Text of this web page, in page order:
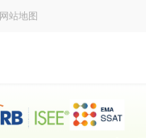
网站地图